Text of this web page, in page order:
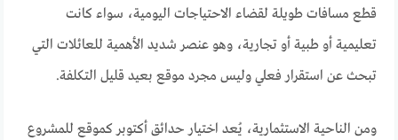
قطع مسافات طويلة لقضاء الاحتياجات اليومية، سواء كانت
تعليمية أو طبية أو تجارية، وهو عنصر شديد الأهمية للعائلات التي
تبحث عن استقرار فعلي وليس مجرد موقع بعيد قليل التكلفة.
ومن الناحية الاستثمارية، يُعد اختيار حدائق أكتوبر كموقع للمشروع